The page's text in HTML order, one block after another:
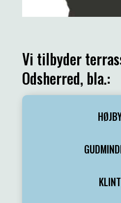
Vi tilbyder
Odsherred, bla.:
KLINT